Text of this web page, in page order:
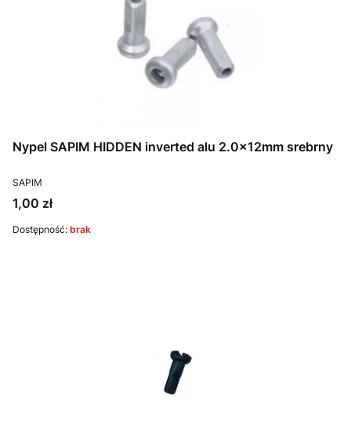
Nypel SAPIM HIDDEN inverted alu 2.0x12mm srebrny
PRODUCENT
SAPIM
Cena
1,00 zł
Dostępność: brak